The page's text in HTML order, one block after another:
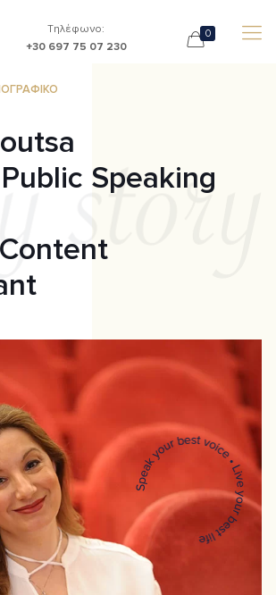
Τηλέφωνο:
+30 697 75 07 230
0
Speaking